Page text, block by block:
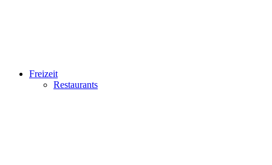
Freizeit
Restaurants